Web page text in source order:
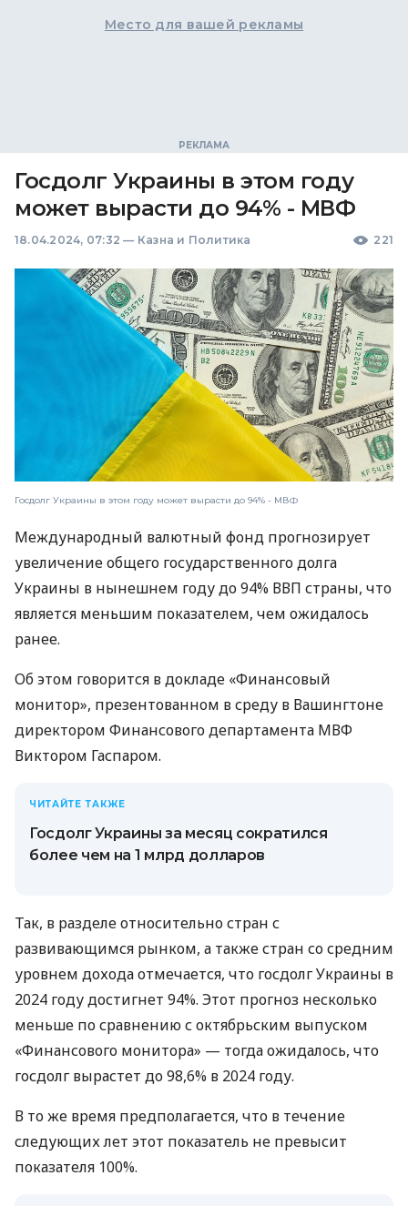
Место для вашей рекламы
Госдолг Украины в этом году
может вырасти до 94% - МВФ
18.04.2024, 07:32 — Казна и Политика 221
Госдолг Украины в этом году может вырасти до 94% - МВФ
Международный валютный фонд прогнозирует
увеличение общего государственного долга
Украины в нынешнем году до 94% ВВП страны, что
является меньшим показателем, чем ожидалось
ранее.
Об этом говорится в докладе «Финансовый
монитор», презентованном в среду в Вашингтоне
директором Финансового департамента МВФ
Виктором Гаспаром.
ЧИТАЙТЕ ТАКЖЕ
Госдолг Украины за месяц сократился
более чем на 1 млрд долларов
Так, в разделе относительно стран с
развивающимся рынком, а также стран со средним
уровнем дохода отмечается, что госдолг Украины в
2024 году достигнет 94%. Этот прогноз несколько
меньше по сравнению с октябрьским выпуском
«Финансового монитора» — тогда ожидалось, что
госдолг вырастет до 98,6% в 2024 году.
В то же время предполагается, что в течение
следующих лет этот показатель не превысит
показателя 100%.